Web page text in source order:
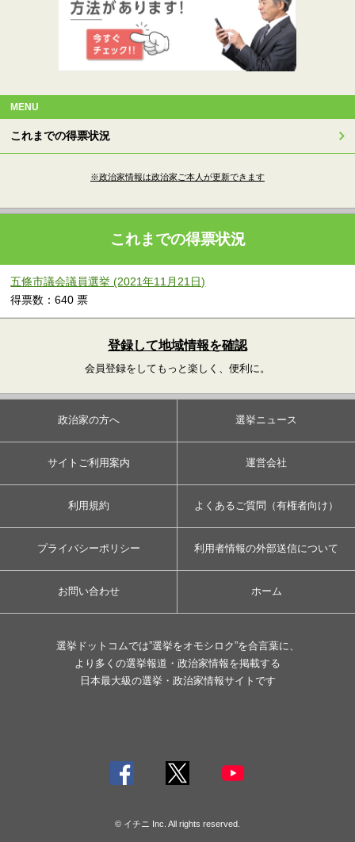
MENU
これまでの得票状況
※政治家情報は政治家ご本人が更新できます
これまでの得票状況
五條市議会議員選挙 (2021年11月21日)
得票数：640 票
登録して地域情報を確認
会員登録をしてもっと楽しく、便利に。
政治家の方へ 選挙ニュース
サイトご利用案内 運営会社
利用規約 よくあるご質問（有権者向け）
プライバシーポリシー 利用者情報の外部送信について
お問い合わせ ホーム
選挙ドットコムでは”選挙をオモシロク”を合言葉に、
より多くの選挙報道・政治家情報を掲載する
日本最大級の選挙・政治家情報サイトです
© イチニ Inc. All rights reserved.